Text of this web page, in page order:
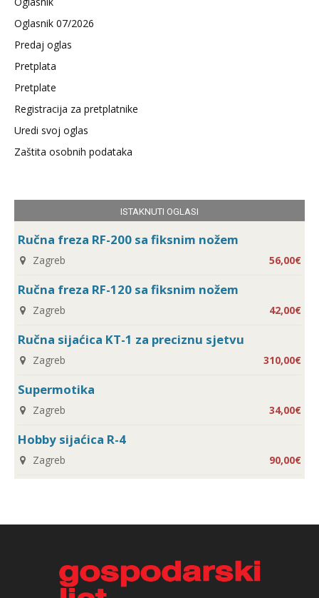
Oglasnik 07/2026
Predaj oglas
Pretplata
Pretplate
Registracija za pretplatnike
Uredi svoj oglas
Zaštita osobnih podataka
ISTAKNUTI OGLASI
Ručna freza RF-200 sa fiksnim nožem
Zagreb 56,00€
Ručna freza RF-120 sa fiksnim nožem
Zagreb 42,00€
Ručna sijaćica KT-1 za preciznu sjetvu
Zagreb 310,00€
Supermotika
Zagreb 34,00€
Hobby sijaćica R-4
Zagreb 90,00€